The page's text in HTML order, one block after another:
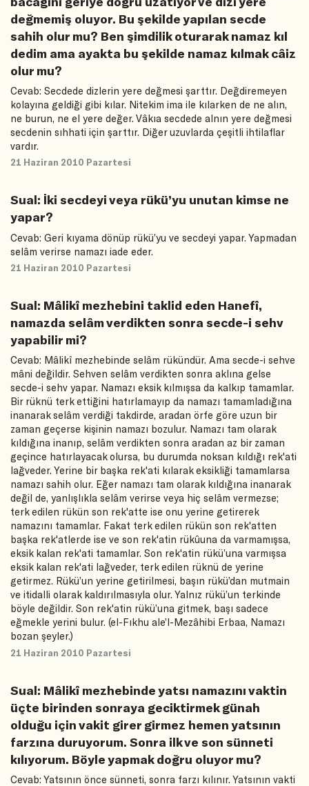
değmemiş oluyor. Bu şekilde yapılan secde
sahih olur mu? Ben şimdilik oturarak namaz kıl
dedim ama ayakta bu şekilde namaz kılmak câiz
olur mu?
Cevab: Secdede dizlerin yere değmesi şarttır. Değdiremeyen
kolayına geldiği gibi kılar. Nitekim ima ile kılarken de ne alın,
ne burun, ne el yere değer. Vâkıa secdede alnın yere değmesi
secdenin sıhhati için şarttır. Diğer uzuvlarda çeşitli ihtilaflar
vardır.
21 Haziran 2010 Pazartesi
Sual: İki secdeyi veya rükü’yu unutan kimse ne
yapar?
Cevab: Geri kıyama dönüp rükü’yu ve secdeyi yapar. Yapmadan
selâm verirse namazı iade eder.
21 Haziran 2010 Pazartesi
Sual: Mâlikî mezhebini taklid eden Hanefî,
namazda selâm verdikten sonra secde-i sehv
yapabilir mi?
Cevab: Mâlikî mezhebinde selâm rükündür. Ama secde-i sehve
mâni değildir. Sehven selâm verdikten sonra aklına gelse
secde-i sehv yapar. Namazı eksik kılmışsa da kalkıp tamamlar.
Bir rüknü terk ettiğini hatırlamayıp da namazı tamamladığına
inanarak selâm verdiği takdirde, aradan örfe göre uzun bir
zaman geçerse kişinin namazı bozulur. Namazı tam olarak
kıldığına inanıp, selâm verdikten sonra aradan az bir zaman
geçince hatırlayacak olursa, bu durumda noksan kıldığı rek'ati
lağveder. Yerine bir başka rek'ati kılarak eksikliği tamamlarsa
namazı sahih olur. Eğer namazı tam olarak kıldığına inanarak
değil de, yanlışlıkla selâm verirse veya hiç selâm vermezse;
terk edilen rükün son rek'atte ise onu yerine getirerek
namazını tamamlar. Fakat terk edilen rükün son rek'atten
başka rek'atlerde ise ve son rek'atin rükûuna da varmamışsa,
eksik kalan rek'ati tamamlar. Son rek'atin rükü’una varmışsa
eksik kalan rek'ati lağveder, terk edilen rüknü de yerine
getirmez. Rükü’un yerine getirilmesi, başın rükü’dan mutmain
ve itidalli olarak kaldırılmasıyla olur. Yalnız rükü’un terkinde
böyle değildir. Son rek'atin rükü’una gitmek, başı sadece
eğmekle yerini bulur. (el-Fıkhu ale’l-Mezâhibi Erbaa, Namazı
bozan şeyler.)
21 Haziran 2010 Pazartesi
Sual: Mâlikî mezhebinde yatsı namazını vaktin
üçte birinden sonraya geciktirmek günah
olduğu için vakit girer girmez hemen yatsının
farzına duruyorum. Sonra ilk ve son sünneti
kılıyorum. Böyle yapmak doğru oluyor mu?
Cevab: Yatsının önce sünneti, sonra farzı kılınır. Yatsının vakti